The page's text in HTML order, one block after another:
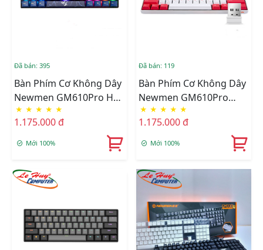
Đã bán: 395
Bàn Phím Cơ Không Dây
Newmen GM610Pro Hạc
Vũ RGB Dual Mode
(RED/BROWN Switch)
★ ★ ★ ★ ★
1.175.000 đ
Mới 100%
Đã bán: 119
Bàn Phím Cơ Không Dây
Newmen GM610Pro
RGB Dual Mode
(RED/Blue Switch)
★ ★ ★ ★ ★
1.175.000 đ
Mới 100%